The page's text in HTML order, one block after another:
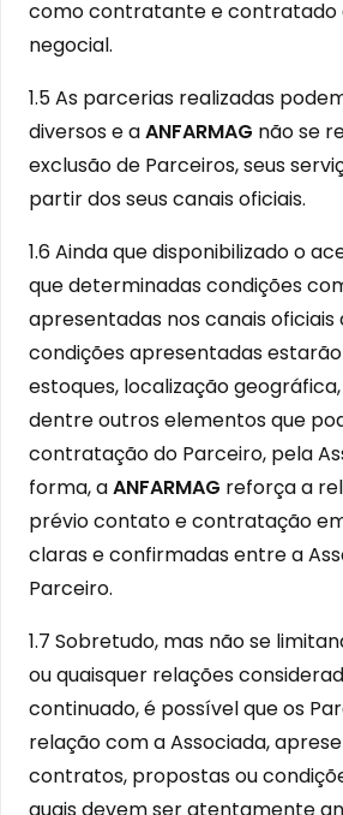
como contratante e contratado
negocial.
1.5 As parcerias realizadas
diversos e aANFARMAG não se
exclusão de Parceiros, seus
partir dos seus canais oficiais.
1.6 Ainda que disponibilizado o
que determinadas condições
apresentadas nos canais oficiais
condições apresentadas
estoques, localização
dentre outros elementos que
contratação do Parceiro, pela
forma, aANFARMAG reforça a
prévio contato e contratação
claras e confirmadas entre a
Parceiro.
1.7 Sobretudo, mas não se
ou quaisquer relações
continuado, é possível que os
relação com a Associada,
contratos, propostas ou
quais devem ser atentamente